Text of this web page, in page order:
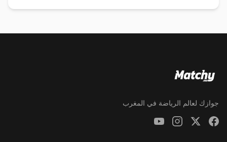
جوازك لعالم الرياضة في المغرب